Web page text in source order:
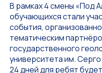
В рамках 4 смены «Под
обучающихся стали
события,
тематическим
государственного
университета им.
24 дней для ребят